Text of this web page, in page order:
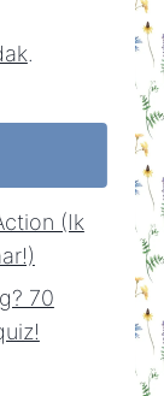
.
(Ik
70